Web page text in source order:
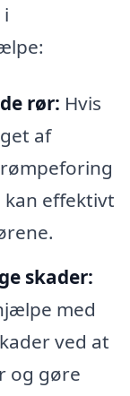
i
rør: Hvis
af
effektivt
skader:
med
ved at
og gøre